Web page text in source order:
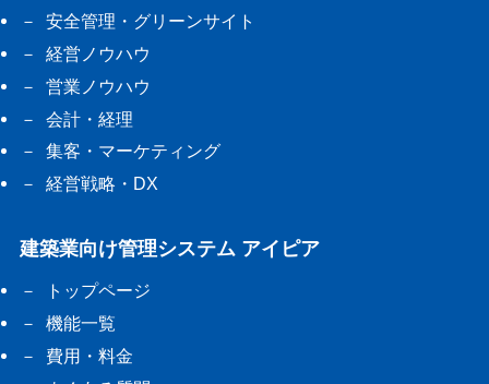
安全管理・グリーンサイト
経営ノウハウ
営業ノウハウ
会計・経理
集客・マーケティング
経営戦略・DX
建築業向け管理システム アイピア
トップページ
機能一覧
費用・料金